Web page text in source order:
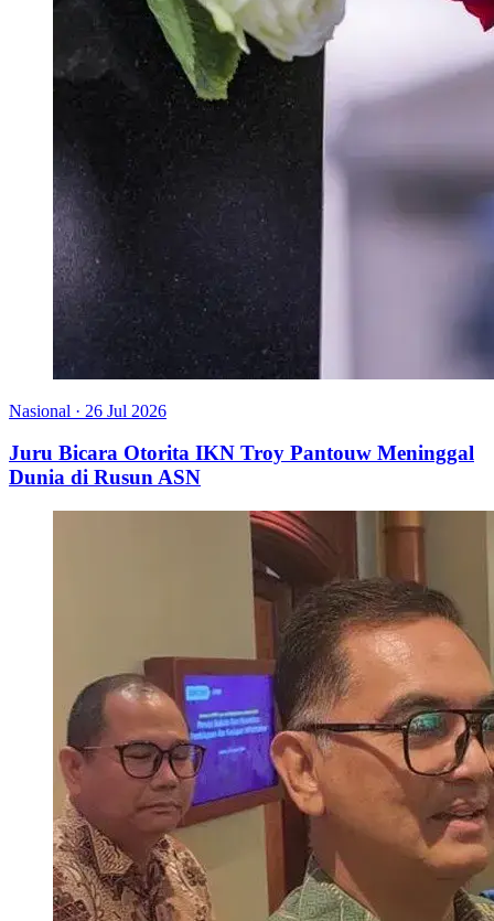
Nasional · 26 Jul 2026
Juru Bicara Otorita IKN Troy Pantouw Meninggal
Dunia di Rusun ASN